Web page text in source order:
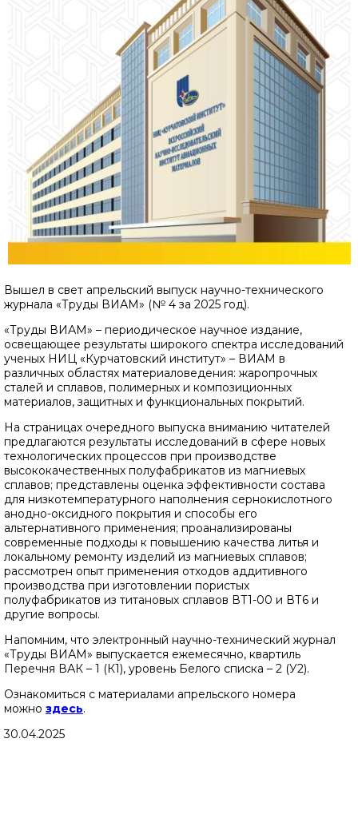
Вышел в свет апрельский выпуск научно-технического
журнала «Труды ВИАМ» (№ 4 за 2025 год).
«Труды ВИАМ» – периодическое научное издание,
освещающее результаты широкого спектра исследований
ученых НИЦ «Курчатовский институт» – ВИАМ в
различных областях материаловедения: жаропрочных
сталей и сплавов, полимерных и композиционных
материалов, защитных и функциональных покрытий.
На страницах очередного выпуска вниманию читателей
предлагаются результаты исследований в сфере новых
технологических процессов при производстве
высококачественных полуфабрикатов из магниевых
сплавов; представлены оценка эффективности состава
для низкотемпературного наполнения сернокислотного
анодно-оксидного покрытия и способы его
альтернативного применения; проанализированы
современные подходы к повышению качества литья и
локальному ремонту изделий из магниевых сплавов;
рассмотрен опыт применения отходов аддитивного
производства при изготовлении пористых
полуфабрикатов из титановых сплавов ВТ1-00 и ВТ6 и
другие вопросы.
Напомним, что электронный научно-технический журнал
«Труды ВИАМ» выпускается ежемесячно, квартиль
Перечня ВАК – 1 (К1), уровень Белого списка – 2 (У2).
Ознакомиться с материалами апрельского номера
можно здесь.
30.04.2025